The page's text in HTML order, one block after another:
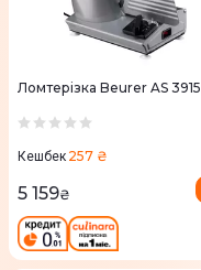
Ломтерізка Beurer AS 3915
Кешбек 257 ₴
5 159₴